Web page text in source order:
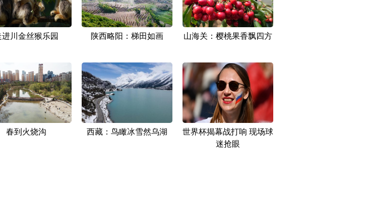
进川金丝猴乐园 陕西略阳：梯田如画 山海关：樱桃果香飘四方
春到火烧沟 西藏：鸟瞰冰雪然乌湖
世界杯揭幕战打响 现场球
迷抢眼